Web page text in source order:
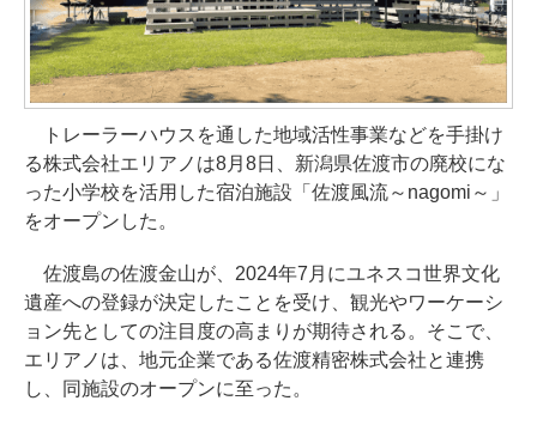
トレーラーハウスを通した地域活性事業などを手掛け
る株式会社エリアノは8月8日、新潟県佐渡市の廃校にな
った小学校を活用した宿泊施設「佐渡風流～nagomi～」
をオープンした。
佐渡島の佐渡金山が、2024年7月にユネスコ世界文化
遺産への登録が決定したことを受け、観光やワーケーシ
ョン先としての注目度の高まりが期待される。そこで、
エリアノは、地元企業である佐渡精密株式会社と連携
し、同施設のオープンに至った。